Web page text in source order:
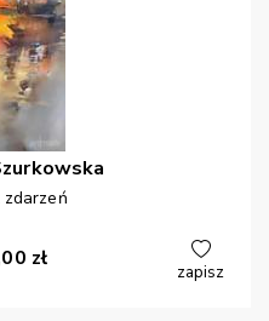
zł
zapisz